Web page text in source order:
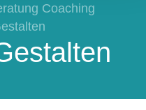
Coaching